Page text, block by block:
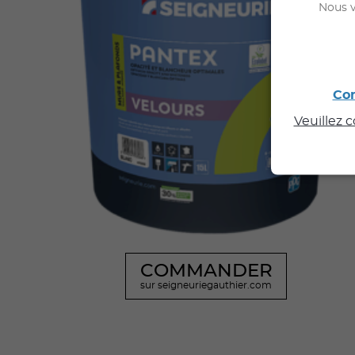
COMMANDER
sur seigneuriegauthier.com
Nous
Veuillez